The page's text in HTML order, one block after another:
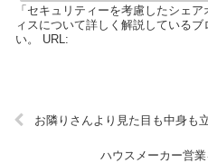
「セキュリティーを考慮したシェ
ィスについて詳しく解説している
い。 URL:
お隣りさんより見た目も中身も
ハウスメーカー営